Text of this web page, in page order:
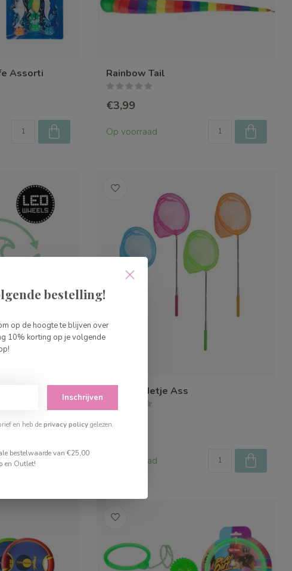
Assorti Rainbow Tail
€3,99
Op voorraad
Groen LED Vlinder Netje Ass
Op voorraad
bestelling!
op de hoogte te blijven over
10% korting op je volgende
Inschrijven
en heb deprivacy policygelezen.
bestelwaarde van €25,00
en Outlet!